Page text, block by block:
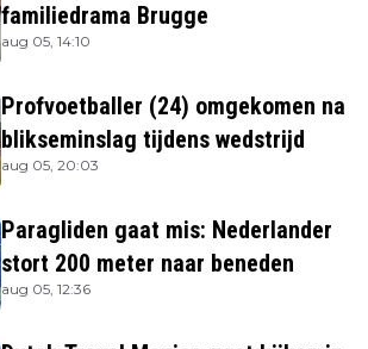
familiedrama Brugge
aug 05, 14:10
Profvoetballer (24) omgekomen na
blikseminslag tijdens wedstrijd
aug 05, 20:03
Paragliden gaat mis: Nederlander
stort 200 meter naar beneden
aug 05, 12:36